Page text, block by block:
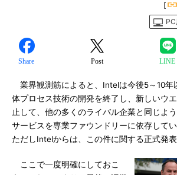
[
Share Post LINE
業界観測筋によると、Intelは今後5～10年
体プロセス技術の開発を終了し、新しいウ
止して、他の多くのライバル企業と同じよ
サービスを専業ファウンドリーに依存してい
ただしIntelからは、この件に関する正式発表
ここで一度明確にしておこ